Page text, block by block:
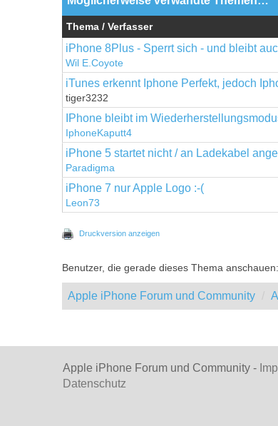
Thema / Verfasser
iPhone 8Plus - Sperrt sich - und bleibt
Wil E.Coyote
iTunes erkennt Iphone Perfekt, jedoch
tiger3232
IPhone bleibt im
IphoneKaputt4
iPhone 5 startet nicht / an Ladekabel
Paradigma
iPhone 7 nur Apple Logo :-(
Leon73
Druckversion anzeigen
Benutzer, die gerade dieses Thema
Apple iPhone Forum und Community
Apple iPhone Forum und Community -
Datenschutz